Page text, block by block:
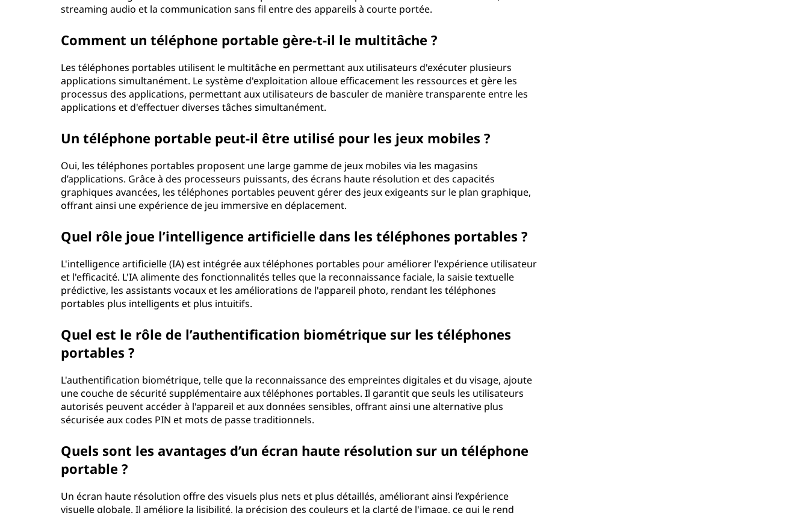
streaming audio et la communication sans fil entre des appareils à courte portée.
Comment un téléphone portable gère-t-il le multitâche ?
Les téléphones portables utilisent le multitâche en permettant aux utilisateurs d'exécuter plusieurs
applications simultanément. Le système d'exploitation alloue efficacement les ressources et gère les
processus des applications, permettant aux utilisateurs de basculer de manière transparente entre les
applications et d'effectuer diverses tâches simultanément.
Un téléphone portable peut-il être utilisé pour les jeux mobiles ?
Oui, les téléphones portables proposent une large gamme de jeux mobiles via les magasins
d’applications. Grâce à des processeurs puissants, des écrans haute résolution et des capacités
graphiques avancées, les téléphones portables peuvent gérer des jeux exigeants sur le plan graphique,
offrant ainsi une expérience de jeu immersive en déplacement.
Quel rôle joue l’intelligence artificielle dans les téléphones portables ?
L'intelligence artificielle (IA) est intégrée aux téléphones portables pour améliorer l'expérience utilisateur
et l'efficacité. L'IA alimente des fonctionnalités telles que la reconnaissance faciale, la saisie textuelle
prédictive, les assistants vocaux et les améliorations de l'appareil photo, rendant les téléphones
portables plus intelligents et plus intuitifs.
Quel est le rôle de l’authentification biométrique sur les téléphones
portables ?
L'authentification biométrique, telle que la reconnaissance des empreintes digitales et du visage, ajoute
une couche de sécurité supplémentaire aux téléphones portables. Il garantit que seuls les utilisateurs
autorisés peuvent accéder à l'appareil et aux données sensibles, offrant ainsi une alternative plus
sécurisée aux codes PIN et mots de passe traditionnels.
Quels sont les avantages d’un écran haute résolution sur un téléphone
portable ?
Un écran haute résolution offre des visuels plus nets et plus détaillés, améliorant ainsi l’expérience
visuelle globale. Il améliore la lisibilité, la précision des couleurs et la clarté de l'image, ce qui le rend